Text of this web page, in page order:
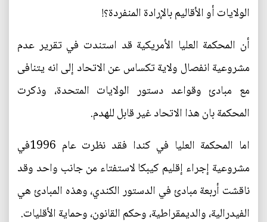
الولايات أو الأقاليم بالإرادة المنفردة؟!
أن المحكمة العليا الأمريكية قد استندت في تقرير عدم
مشروعية انفصال ولاية تكساس عن الاتحاد إلى انه يتنافى
مع مبادئ وقواعد دستور الولايات المتحدة، وذكرت
المحكمة بان هذا الاتحاد غير قابل للهدم.
اما المحكمة العليا في كندا فقد نظرت عام 1996في
مشروعية إجراء إقليم كيبكا لاستفتاء من جانب واحد وقد
ناقشت أربعة مبادئ في الدستور الكندي، وهذه المبادئ هي
الفيدرالية، والديمقراطية، وحكم القانون، وحماية الأقليات.